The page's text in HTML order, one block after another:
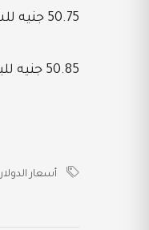
50.75 جنيه للشراء
50.85 جنيه للبيع
أسعار الدولار